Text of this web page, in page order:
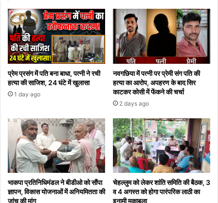
प्रेम प्रसंग में पति बना बाधा, पत्नी ने रची
हत्या की साजिश, 24 घंटे में खुलासा
1 day ago
नवगछिया में पत्नी पर प्रेमी संग पति की
हत्या का आरोप, अपहरण के बाद सिर
काटकर कोसी में फेंकने की चर्चा
2 days ago
भाकपा प्रतिनिधिमंडल ने बीडीओ को सौंपा
ज्ञापन, विकास योजनाओं में अनियमितता की
जांच की मांग
चेहल्लुम को लेकर शांति समिति की बैठक, 3
व 4 अगस्त को होगा पारंपरिक लाठी का
इनामी मुकाबला